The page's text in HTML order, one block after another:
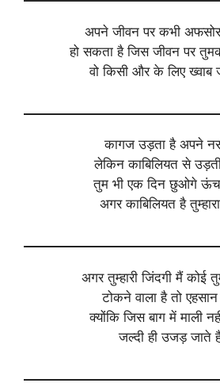
अपने जीवन पर कभी
हो सकता है जिस जीवन पर
वो किसी और के लिए ख्वाब
कागज उड़ता है अपने
लेकिन काबिलियत से
तुम भी एक दिन छुओगे
अगर काबिलियत है
अगर तुम्हारी जिंदगी मैं कोई
टोकने वाला है तो एहसान
क्योंकि जिस बाग में माली
जल्दी ही उजड़ जाते